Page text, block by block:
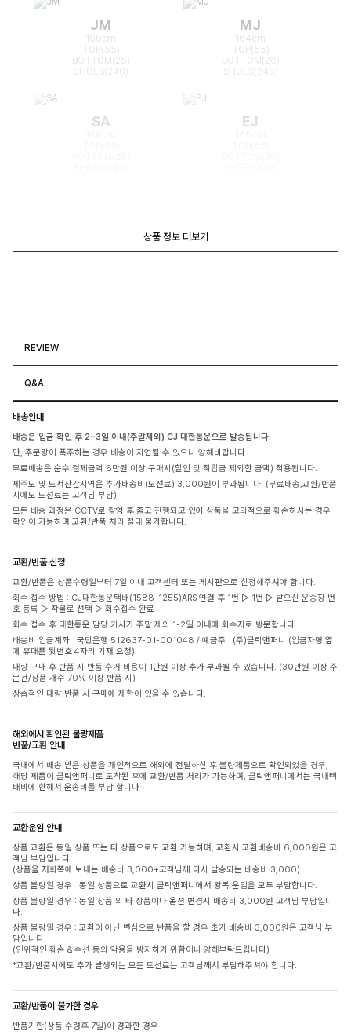
JM
166cm
TOP(55)
BOTTOM(25)
MJ
164cm
TOP(55)
BOTTOM(26)
SA EJ
상품 정보 더보기
REVIEW
Q&A
배송안내
배송은 입금 확인 후 2~3일 이내(주말제외) CJ 대한통운으로 발송됩니다.
단, 주문량이 폭주하는 경우 배송이 지연될 수 있으니 양해바랍니다.
무료배송은 순수 결제금액 6만원 이상 구매시(할인 및 적립금 제외한 금액) 적용됩니다.
제주도 및 도서산간지역은 추가배송비(도선료) 3,000원이 부과됩니다. (무료배송,교환/반품
시에도 도선료는 고객님 부담)
모든 배송 과정은 CCTV로 촬영 후 출고 진행되고 있어 상품을 고의적으로 훼손하시는 경우
확인이 가능하며 교환/반품 처리 절대 불가합니다.
교환/반품 신청
교환/반품은 상품수령일부터 7일 이내 고객센터 또는 게시판으로 신청해주셔야 합니다.
회수 접수 방법 : CJ대한통운택배(1588-1255)ARS 연결 후 1번 ▷ 1번 ▷ 받으신 운송장 번
호 등록 ▷ 착불로 선택 ▷ 회수접수 완료
회수 접수 후 대한통운 담당 기사가 주말 제외 1-2일 이내에 회수지로 방문합니다.
배송비 입금계좌 : 국민은행 512637-01-001048 / 예금주 : (주)클릭앤퍼니 (입금자명 옆
에 휴대폰 뒷번호 4자리 기재 요청)
대량 구매 후 반품 시 반품 수거 비용이 1만원 이상 추가 부과될 수 있습니다. (30만원 이상 주
문건/상품 개수 70% 이상 반품 시)
상습적인 대량 반품 시 구매에 제한이 있을 수 있습니다.
해외에서 확인된 불량제품
반품/교환 안내
국내에서 배송 받은 상품을 개인적으로 해외에 전달하신 후 불량제품으로 확인되었을 경우,
해당 제품이 클릭앤퍼니로 도착된 후에 교환/반품 처리가 가능하며, 클릭앤퍼니에서는 국내택
배비에 한해서 운송비를 부담 합니다
교환운임 안내
상품 교환은 동일 상품 또는 타 상품으로도 교환 가능하며, 교환시 교환배송비 6,000원은 고
객님 부담입니다.
(상품을 저희쪽에 보내는 배송비 3,000+고객님께 다시 발송되는 배송비 3,000)
상품 불량일 경우 : 동일 상품으로 교환시 클릭앤퍼니에서 왕복 운임을 모두 부담합니다.
상품 불량일 경우 : 동일 상품 외 타 상품이나 옵션 변경시 배송비 3,000원 고객님 부담입니
다.
상품 불량일 경우 : 교환이 아닌 변심으로 반품을 할 경우 초기 배송비 3,000원은 고객님 부
담입니다.
(인위적인 훼손 & 수선 등의 악용을 방지하기 위함이니 양해부탁드립니다)
*교환/반품시에도 추가 발생되는 모든 도선료는 고객님께서 부담해주셔야 합니다.
교환/반품이 불가한 경우
반품기한(상품 수령후 7일)이 경과한 경우